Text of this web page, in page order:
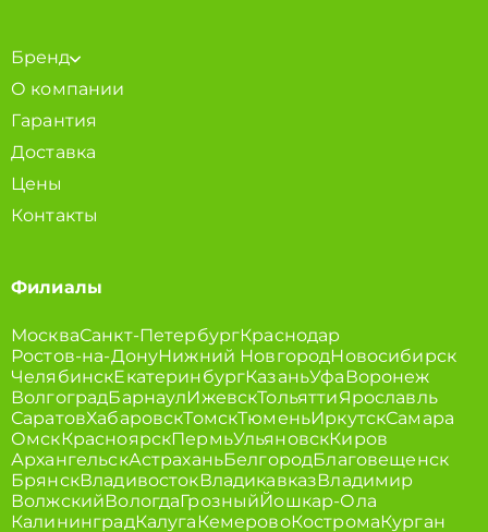
Бренд
О компании
Гарантия
Доставка
Цены
Контакты
Филиалы
МоскваСанкт-ПетербургКраснодар
Ростов-на-ДонуНижний НовгородНовосибирск
ЧелябинскЕкатеринбургКазаньУфаВоронеж
ВолгоградБарнаулИжевскТольяттиЯрославль
СаратовХабаровскТомскТюменьИркутскСамара
ОмскКрасноярскПермьУльяновскКиров
АрхангельскАстраханьБелгородБлаговещенск
БрянскВладивостокВладикавказВладимир
ВолжскийВологдаГрозныйЙошкар-Ола
КалининградКалугаКемеровоКостромаКурган